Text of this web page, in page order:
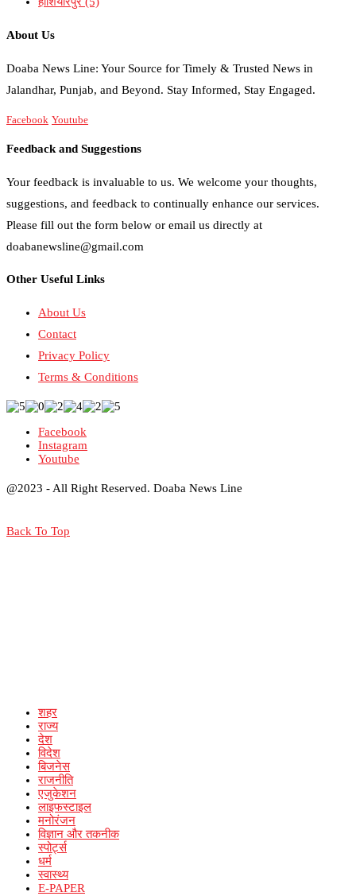
About Us
Doaba News Line: Your Source for Timely & Trusted News in
Jalandhar, Punjab, and Beyond. Stay Informed, Stay Engaged.
Facebook Youtube
Feedback and Suggestions
Your feedback is invaluable to us. We welcome your thoughts,
suggestions, and feedback to continually enhance our services.
Please fill out the form below or email us directly at
doabanewsline@gmail.com
Other Useful Links
About Us
Contact
Privacy Policy
Terms & Conditions
Facebook
Instagram
Youtube
@2023 - All Right Reserved. Doaba News Line
Back To Top
शहर
राज्य
देश
विदेश
बिजनेस
राजनीति
एजुकेशन
लाइफस्टाइल
मनोरंजन
विज्ञान और तकनीक
स्पोर्ट्स
धर्म
स्वास्थ्य
E-PAPER